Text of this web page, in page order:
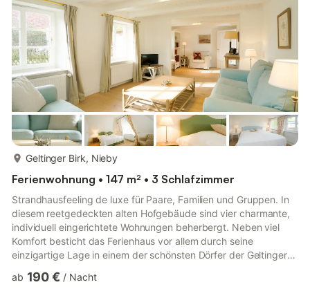
trennen. Nach 300 Metern Fußweg haben Sie die
Entscheidung: Entw...
Geltinger Birk, Nieby
Ferienwohnung • 147 m² • 3 Schlafzimmer
Strandhausfeeling de luxe für Paare, Familien und Gruppen. In
diesem reetgedeckten alten Hofgebäude sind vier charmante,
individuell eingerichtete Wohnungen beherbergt. Neben viel
Komfort besticht das Ferienhaus vor allem durch seine
einzigartige Lage in einem der schönsten Dörfer der Geltinger
vom Strandhaus aus nur einen Steinwurf entfernt, denn hinter
ab 190 € / Nacht